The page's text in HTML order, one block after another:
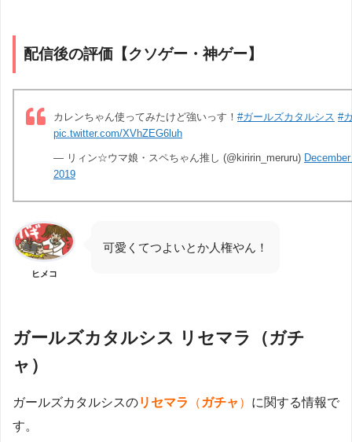
配信後の評価【クソゲー・神ゲー】
カレンちゃん使ってみたけど強いっす！ #ガールズカタルシス #
pic.twitter.com/XVhZEG6luh
— リィン☆ウマ娘・スペちゃん推し (@kiririn_meruru)
2019
ヒメコ
可愛くてつよいとか人権やん！
ガールズカタルシス リセマラ（ガチ
ャ）
ガールズカタルシスのリセマラ （ ガチャ ） に関する情報で
す。